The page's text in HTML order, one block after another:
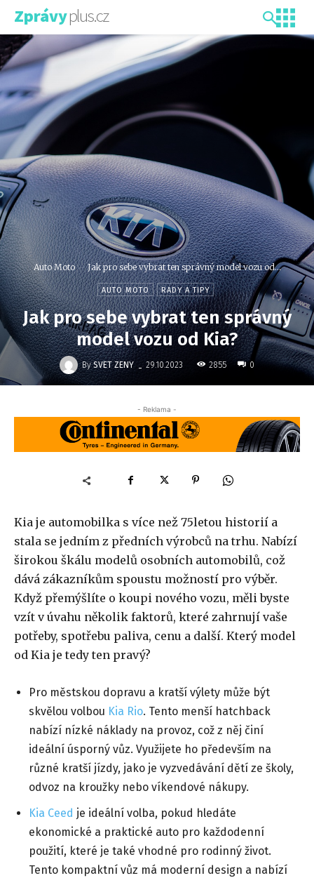
Zprávyplus.cz
Auto Moto Jak pro sebe vybrat ten správný model vozu od...
AUTO MOTO RADY A TIPY
Jak pro sebe vybrat ten správný
model vozu od Kia?
By SVET ZENY - 29.10.2023 2855 0
- Reklama -
Kia je automobilka s více než 75letou historií a
stala se jedním z předních výrobců na trhu. Nabízí
širokou škálu modelů osobních automobilů, což
dává zákazníkům spoustu možností pro výběr.
Když přemýšlíte o koupi nového vozu, měli byste
vzít v úvahu několik faktorů, které zahrnují vaše
potřeby, spotřebu paliva, cenu a další. Který model
od Kia je tedy ten pravý?
Pro městskou dopravu a kratší výlety může být
skvělou volbou Kia Rio. Tento menší hatchback
nabízí nízké náklady na provoz, což z něj činí
ideální úsporný vůz. Využijete ho především na
různé kratší jízdy, jako je vyzvedávání dětí ze školy,
odvoz na kroužky nebo víkendové nákupy.
Kia Ceed je ideální volba, pokud hledáte
ekonomické a praktické auto pro každodenní
použití, které je také vhodné pro rodinný život.
Tento kompaktní vůz má moderní design a nabízí